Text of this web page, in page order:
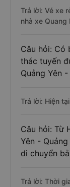
Trả lời: Vé xe
nhà xe Quang
Câu hỏi: Có
thác tuyến
Quảng Yên
Trả lời: Hiện
Câu hỏi: Từ
Yên -
di chuyển
Trả lời: Thời